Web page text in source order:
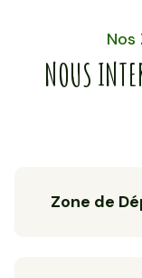
NOUS
Zone de